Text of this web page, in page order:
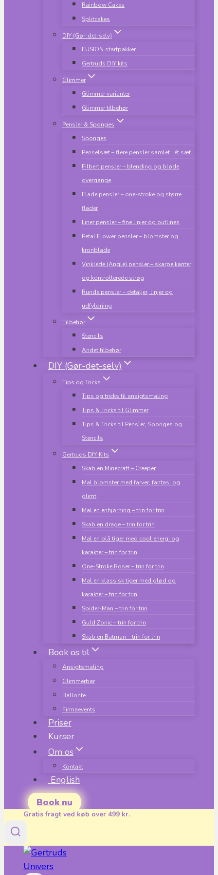
Rainbow Cakes
Splitcakes
DIY (Gør-det-selv)
FUSION startpakker
Gertruds DIY kits
Glimmer
Glimmer varianter
Glimmer tilbehør
Pensler & Sponges
Sponges
Penselsæt – flere pensler samlet i ét sæt
Filbert pensler – blending og bløde
overgange
Flade pensler – one-stroke og større
flader
Liner pensler – fine linjer og outlines
Petal Flower pensler – blomster og
kronblade
Vinklede (Angle) pensler – skarpe kanter
og kontrollerede strøg
Runde pensler – detaljer, linjer og
udfyldning
Tilbehør
Stencils
Andet tilbehør
DIY (Gør-det-selv)
Tips og Tricks
Tips og tricks til ansigtsmaling
Tips & Tricks til Glimmer
Tips & Tricks til Pensler, Sponges og
Stencils
Gertruds DIY-Kits
Skab en Minecraft – Creeper
Mal blomster med farver, fantasi og
glimt
Mal en enhjørning – trin for trin
Skab en drage – trin for trin
Mal en blå tiger med cool energi og
karakter – trin for trin
One-Stroke Roser – trin for trin
Mal en klassisk tiger med glød og
karakter – trin for trin
Spider-Man – trin for trin
Guld Zonic – trin for trin
Skab en Batman – trin for trin
Book os til
Ansigtsmaling
Glimmerbar
Ballonfe
Firmaevents
Priser
Kurser
Om os
Kontakt
English
Book nu
Gratis fragt ved køb over 499 kr.